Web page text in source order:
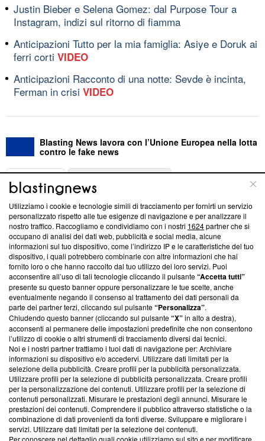
Justin Bieber e Selena Gomez: dal Purpose Tour a
Instagram, indizi sul ritorno di fiamma
Anticipazioni Tutto per la mia famiglia: Asiye e Doruk ai
ferri corti VIDEO
Anticipazioni Racconto di una notte: Sevde è incinta,
Ferman in crisi VIDEO
Blasting News lavora con l’Unione Europea nella lotta
contro le fake news
ABOUT
Questa sezione offre informazioni trasparenti su Blasting
News, sui nostri processi editoriali e su come ci impegniamo a
creare news di qualità. Inoltre, afferma la nostra aderenza a
‘Trust Project - News with Integrity’Blasting News non è
ancora membro del programma, ma ha richiesto di farne
parte; Trust Project non ha ancora effettuato una verifica di
conformità agli standard.
Su di noi
Team editoriale
Corporate
Redazione
Informativa Privacy
Cookie Policy
Blasting SA, IDI CHE-247.845.224, Via Carlo Frasca, 3 - 6900
Utilizziamo i cookie e tecnologie simili di tracciamento per fornirti un servizio
personalizzato rispetto alle tue esigenze di navigazione e per analizzare il
nostro traffico. Raccogliamo e condividiamo con i nostri 1624partner che si
occupano di analisi dei dati web, pubblicità e social media, alcune
informazioni sul tuo dispositivo, come l’indirizzo IP e le caratteristiche del tuo
dispositivo, i quali potrebbero combinarle con altre informazioni che hai
fornito loro o che hanno raccolto dal tuo utilizzo dei loro servizi. Puoi
acconsentire all’uso di tali tecnologie cliccando il pulsante“Accetta tutti”
presente su questo banner oppure personalizzare le tue scelte, anche
eventualmente negando il consenso al trattamento dei dati personali da
parte dei partner terzi, cliccando sul pulsante“Personalizza”.
Chiudendo questo banner (cliccando sul pulsante“X”in alto a destra),
acconsenti al permanere delle impostazioni predefinite che non consentono
l’utilizzo di cookie o altri strumenti di tracciamento diversi dai tecnici.
Noi e i nostri partner trattiamo i tuoi dati di navigazione per: Archiviare
informazioni su dispositivo e/o accedervi. Utilizzare dati limitati per la
selezione della pubblicità. Creare profili per la pubblicità personalizzata.
Utilizzare profili per la selezione di pubblicità personalizzata. Creare profili
per la personalizzazione dei contenuti. Utilizzare profili per la selezione di
contenuti personalizzati. Misurare le prestazioni degli annunci. Misurare le
prestazioni dei contenuti. Comprendere il pubblico attraverso statistiche o la
combinazione di dati provenienti da fonti diverse. Sviluppare e migliorare i
servizi. Utilizzare dati limitati per la selezione dei contenuti.
Per conoscere nel dettaglio quali cookie utilizziamo sul sito e per modificare,